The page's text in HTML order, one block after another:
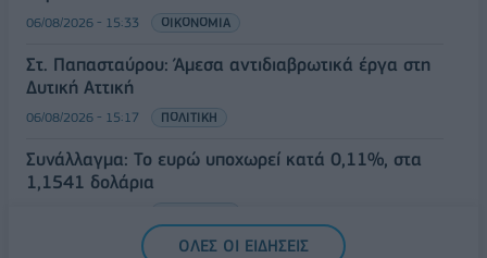
06/08/2026 - 15:33 ΟΙΚΟΝΟΜΙΑ
Στ. Παπασταύρου: Άμεσα αντιδιαβρωτικά έργα στη
Δυτική Αττική
06/08/2026 - 15:17 ΠΟΛΙΤΙΚΗ
Συνάλλαγμα: Το ευρώ υποχωρεί κατά 0,11%, στα
1,1541 δολάρια
ΟΛΕΣ ΟΙ ΕΙΔΗΣΕΙΣ